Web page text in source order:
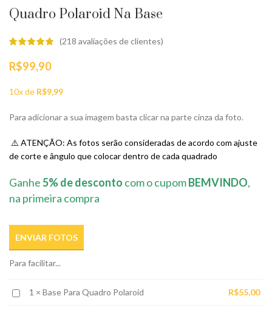
Quadro Polaroid Na Base
(218 avaliações de clientes)
R$99,90
10x de R$9,99
Para adicionar a sua imagem basta clicar na parte cinza da foto.
⚠️ ATENÇÃO: As fotos serão consideradas de acordo com ajuste
de corte e ângulo que colocar dentro de cada quadrado
Ganhe5% de desconto com o cupomBEMVINDO,
na primeira compra
ENVIAR FOTOS
Para facilitar...
Base
Para
1 × Base Para Quadro Polaroid R$55,00